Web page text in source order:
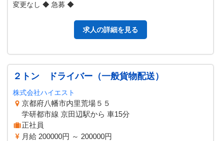
変更なし ◆ 急募 ◆
求人の詳細を見る
２トン ドライバー（一般貨物配送）
株式会社ハイエスト
京都府八幡市内里荒場５５
学研都市線 京田辺駅から 車15分
正社員
月給 200000円 ～ 200000円